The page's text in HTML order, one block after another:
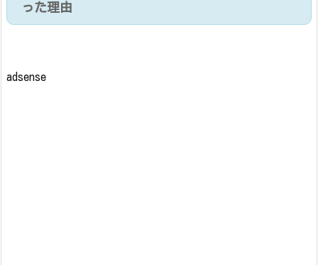
った理由
adsense